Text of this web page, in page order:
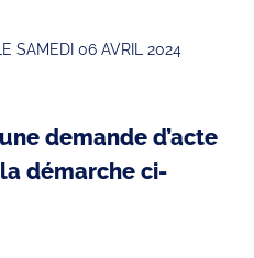
SAMEDI 06 AVRIL 2024
demande d’acte
démarche ci-